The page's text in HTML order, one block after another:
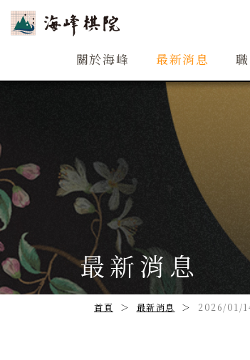
關於海峰 最新消息
最新消息
首頁 最新消息 2026/01/14